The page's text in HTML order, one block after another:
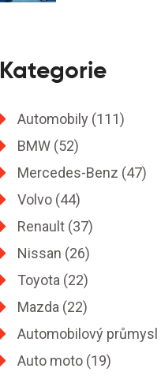
Kategorie
Automobily (111)
BMW (52)
Mercedes-Benz (47)
Volvo (44)
Renault (37)
Nissan (26)
Toyota (22)
Mazda (22)
Automobilový průmysl
Auto moto (19)